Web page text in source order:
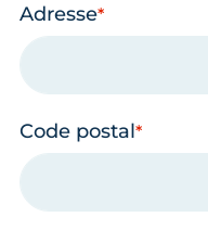
Adresse
Code postal